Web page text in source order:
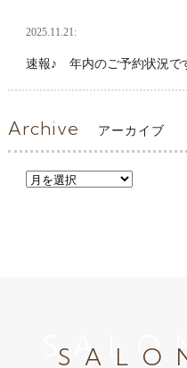
2025.11.21:
速報♪ 年内のご予約状況で
Archive アーカイブ